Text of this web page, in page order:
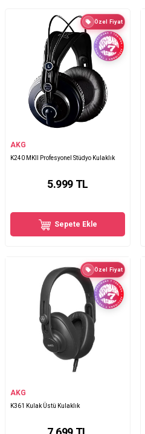
Özel Fiyat
AKG
K240 MKII Profesyonel Stüdyo Kulaklık
5.999 TL
Sepete Ekle
Özel Fiyat
AKG
K361 Kulak Üstü Kulaklık